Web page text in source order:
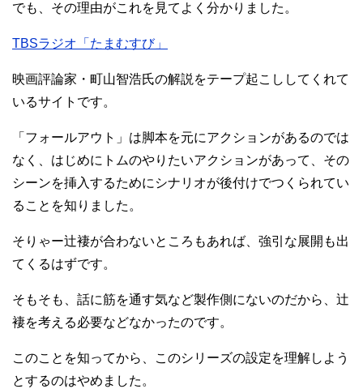
でも、その理由がこれを見てよく分かりました。
TBSラジオ「たまむすび」
映画評論家・町山智浩氏の解説をテープ起こししてくれて
いるサイトです。
「フォールアウト」は脚本を元にアクションがあるのでは
なく、はじめにトムのやりたいアクションがあって、その
シーンを挿入するためにシナリオが後付けでつくられてい
ることを知りました。
そりゃー辻褄が合わないところもあれば、強引な展開も出
てくるはずです。
そもそも、話に筋を通す気など製作側にないのだから、辻
褄を考える必要などなかったのです。
このことを知ってから、このシリーズの設定を理解しよう
とするのはやめました。